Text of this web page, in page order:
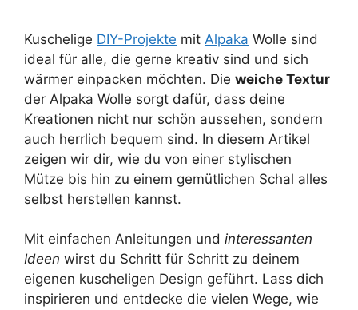
Kuschelige DIY-Projekte mit Alpaka Wolle sind
ideal für alle, die gerne kreativ sind und sich
wärmer einpacken möchten. Die weiche Textur
der Alpaka Wolle sorgt dafür, dass deine
Kreationen nicht nur schön aussehen, sondern
auch herrlich bequem sind. In diesem Artikel
zeigen wir dir, wie du von einer stylischen
Mütze bis hin zu einem gemütlichen Schal alles
selbst herstellen kannst.
Mit einfachen Anleitungen und interessanten
Ideen wirst du Schritt für Schritt zu deinem
eigenen kuscheligen Design geführt. Lass dich
inspirieren und entdecke die vielen Wege, wie